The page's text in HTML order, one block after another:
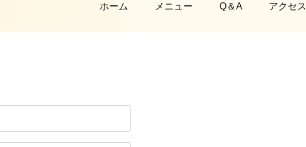
ホーム メニュー Q＆A アクセス